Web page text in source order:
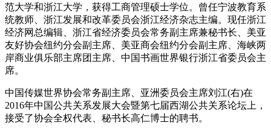
范大学和浙江大学，获得工商管理硕士学位。曾任宁波教育系
统教师、浙江发展和改革委员会浙江经济杂志主编。现任浙江
经济网总编辑、浙江省经济委员会常务副主席兼秘书长、美亚
友好协会纽约分会副主席、美亚商会纽约分会副主席、海峡两
岸商业俱乐部主席团主席、中国书画世界银行浙江省委员会主
席。
中国传媒世界协会常务副主席、亚洲委员会主席刘江(右)在
2016年中国公共关系发展大会暨第七届西湖公共关系论坛上，
接受了协会全权代表、秘书长高仁博士的聘书。